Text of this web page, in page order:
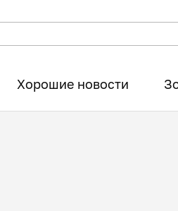
Хорошие новости